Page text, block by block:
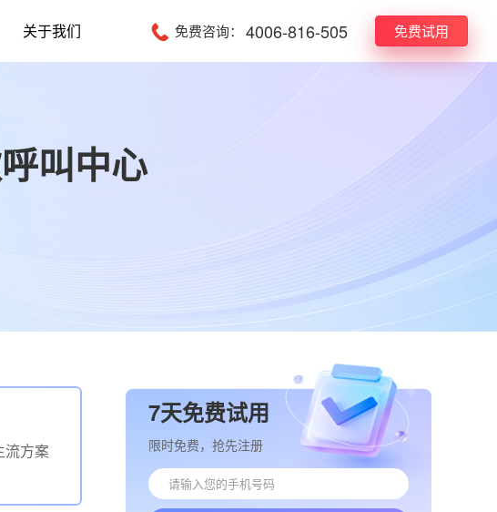
关于我们 免费咨询： 4006-816-505 免费试用
叫中心
流方案
7天免费试用
限时免费，抢先注册